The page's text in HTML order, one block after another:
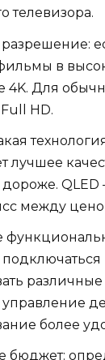
телевизора.
в
4K. Для
HD.
лучшее
дороже.
между
подключаться
управление
более
бюджет: